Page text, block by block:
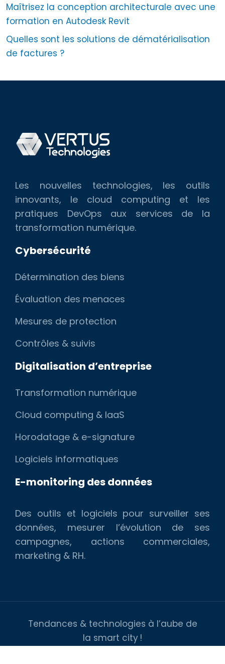
Maîtrisez la conception architecturale avec une
formation en Autodesk Revit
Quelles sont les solutions de dématérialisation
de factures ?
Les nouvelles technologies, les outils
innovants, le cloud computing et les
pratiques DevOps aux services de la
transformation numérique.
Cybersécurité
Détermination des biens
Évaluation des menaces
Mesures de protection
Contrôles & suivis
Digitalisation d’entreprise
Transformation numérique
Cloud computing & IaaS
Horodatage & e-signature
Logiciels informatiques
E-monitoring des données
Des outils et logiciels pour surveiller ses
données, mesurer l’évolution de ses
campagnes, actions commerciales,
marketing & RH.
Tendances & technologies à l’aube de
la smart city !